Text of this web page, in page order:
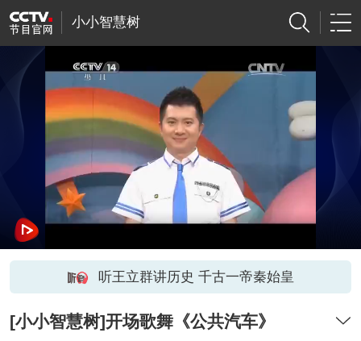
小小智慧树
听王立群讲历史 千古一帝秦始皇
[小小智慧树]开场歌舞《公共汽车》